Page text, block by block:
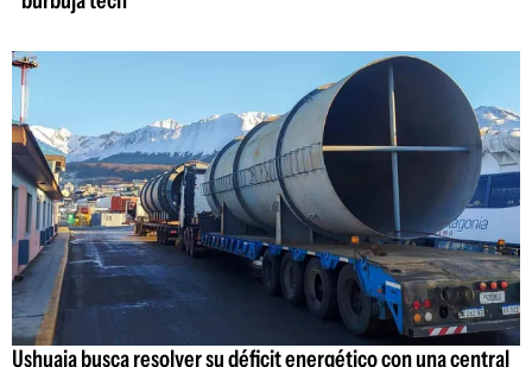
Ushuaia busca resolver su déficit energético con una central